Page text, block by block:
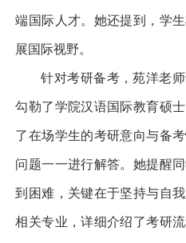
端国际人才。她还提到，学
展国际视野。
针对考研备考，苑洋老
勾勒了学院汉语国际教育硕
了在场学生的考研意向与备
问题一一进行解答。她提醒
到困难，关键在于坚持与自
相关专业，详细介绍了考研